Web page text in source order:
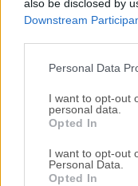
also be disclosed by
Downstream
Personal Data
I want to opt-out
personal data.
Opted In
I want to opt-out
Personal Data.
Opted In
con nosotros,
háznoslo saber.